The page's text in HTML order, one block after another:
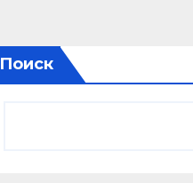
Поиск